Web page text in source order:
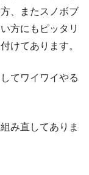
、またスノボブ
方にもピッタリ
けてあります。
てワイワイやる
み直してありま